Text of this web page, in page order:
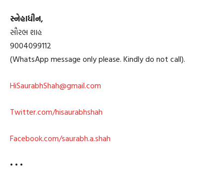
સ્નેહાધીન,
સૌરભ શાહ
9004099112
(WhatsApp message only please. Kindly do not call).
HiSaurabhShah@gmail.com
Twitter.com/hisaurabhshah
Facebook.com/saurabh.a.shah
• • •